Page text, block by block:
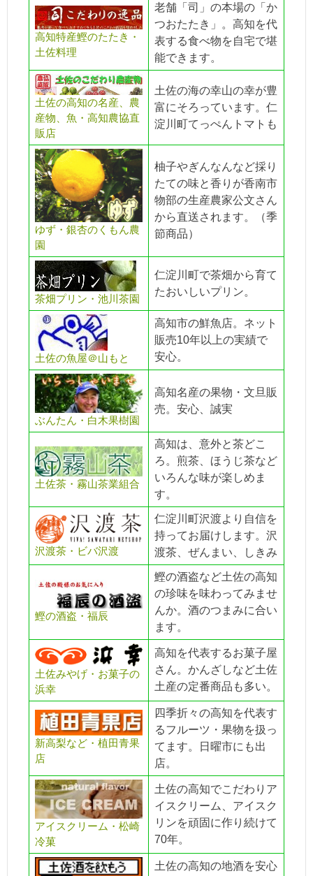
高知特産鰹のたたき・
土佐料理
老舗「司」の本場の「か
つおたたき」。高知を代
表する食べ物を自宅で堪
能できます。
土佐の高知の名産、農
産物、魚・高知農協直
販店
土佐の海の幸山の幸が豊
富にそろっています。仁
淀川町てっぺんトマトも
ゆず・銀杏のくもん農
園
柚子やぎんなんなど採り
たての味と香りが香南市
物部の生産農家公文さん
から直送されます。（季
節商品）
茶畑プリン・池川茶園
仁淀川町で茶畑から育て
たおいしいプリン。
土佐の魚屋＠山もと
高知市の鮮魚店。ネット
販売10年以上の実績で
安心。
ぶんたん・白木果樹園
高知名産の果物・文旦販
売。安心、誠実
土佐茶・霧山茶業組合
高知は、意外と茶どこ
ろ。煎茶、ほうじ茶など
いろんな味が楽しめま
す。
沢渡茶・ビバ沢渡
仁淀川町沢渡より自信を
持ってお届けします。沢
渡茶、ぜんまい、しきみ
鰹の酒盗・福辰
鰹の酒盗など土佐の高知
の珍味を味わってみませ
んか。酒のつまみに合い
ます。
土佐みやげ・お菓子の
浜幸
高知を代表するお菓子屋
さん。かんざしなど土佐
土産の定番商品も多い。
新高梨など・植田青果
店
四季折々の高知を代表す
るフルーツ・果物を扱っ
てます。日曜市にも出
店。
アイスクリーム・松崎
冷菓
土佐の高知でこだわりア
イスクリーム、アイスク
リンを頑固に作り続けて
70年。
土佐の高知の地酒を安心